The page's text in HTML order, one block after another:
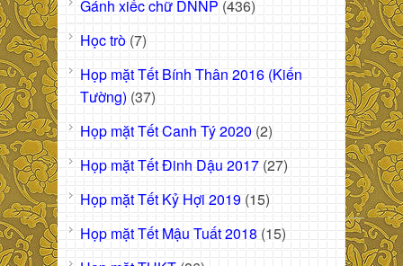
Gánh xiếc chữ DNNP (436)
Học trò (7)
Họp mặt Tết Bính Thân 2016 (Kiến
Tường) (37)
Họp mặt Tết Canh Tý 2020 (2)
Họp mặt Tết Đinh Dậu 2017 (27)
Họp mặt Tết Kỷ Hợi 2019 (15)
Họp mặt Tết Mậu Tuất 2018 (15)